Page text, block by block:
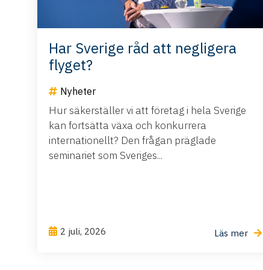
Har Sverige råd att negligera
flyget?
Nyheter
Hur säkerställer vi att företag i hela Sverige
kan fortsätta växa och konkurrera
internationellt? Den frågan präglade
seminariet som Sveriges...
2 juli, 2026 Läs mer